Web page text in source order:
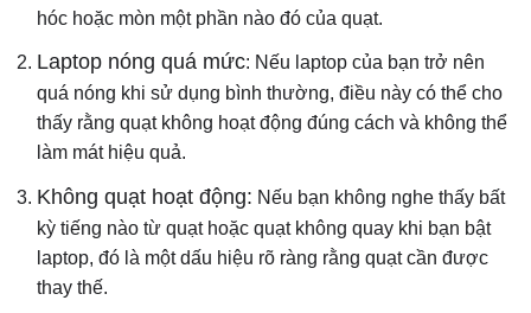
hóc hoặc mòn một phần nào đó của quạt.
Laptop nóng quá mức: Nếu laptop của bạn trở nên
quá nóng khi sử dụng bình thường, điều này có thể cho
thấy rằng quạt không hoạt động đúng cách và không thể
làm mát hiệu quả.
Không quạt hoạt động: Nếu bạn không nghe thấy bất
kỳ tiếng nào từ quạt hoặc quạt không quay khi bạn bật
laptop, đó là một dấu hiệu rõ ràng rằng quạt cần được
thay thế.